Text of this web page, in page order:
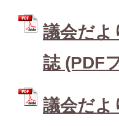
議会だよ
誌 (PDF
議会だよ